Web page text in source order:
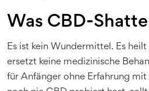
Was CBD-
Es ist kein Wundermittel. Es heilt
ersetzt keine medizinische
für Anfänger ohne Erfahrung